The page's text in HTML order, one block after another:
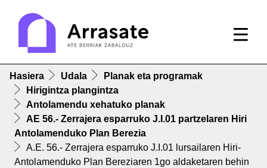
Hasiera Udala
Planak eta programak
Hirigintza plangintza
Antolamendu xehatuko planak
AE 56.- Zerrajera esparruko J.I.01 partzelaren Hiri
Antolamenduko Plan Berezia
A.E. 56.- Zerrajera esparruko J.I.01 lursailaren Hiri-
Antolamenduko Plan Bereziaren 1go aldaketaren behin